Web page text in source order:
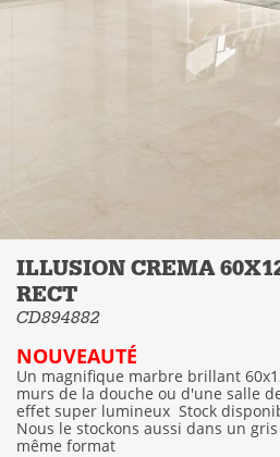
ILLUSION CREMA
RECT
CD894882
NOUVEAUTÉ
Un magnifique marbre brillant
murs de la douche ou d'une salle
effet super lumineux Stock
Nous le stockons aussi dans un
même format